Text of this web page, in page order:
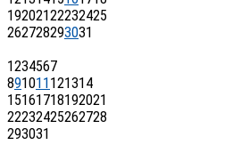
19202122232425
262728293031
1234567
891011 121314
15161718192021
22232425262728
293031